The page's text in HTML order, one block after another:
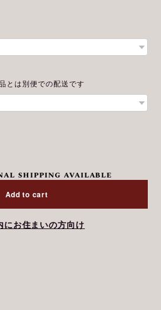
は別便での配送です
shipping available
Add to cart
にお住まいの方向け